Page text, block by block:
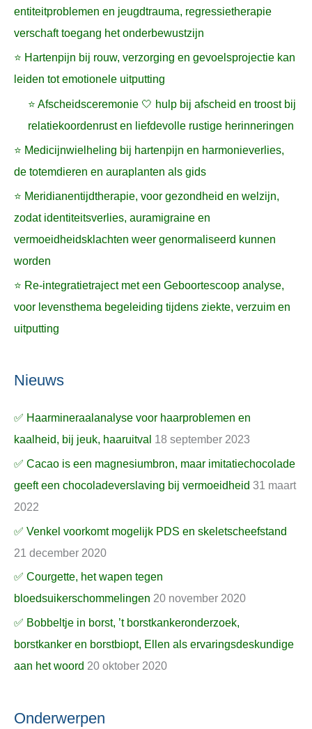
entiteitproblemen en jeugdtrauma, regressietherapie
verschaft toegang het onderbewustzijn
⭐ Hartenpijn bij rouw, verzorging en gevoelsprojectie kan
leiden tot emotionele uitputting
⭐ Afscheidsceremonie 🤍 hulp bij afscheid en troost bij
relatiekoordenrust en liefdevolle rustige herinneringen
⭐ Medicijnwielheling bij hartenpijn en harmonieverlies,
de totemdieren en auraplanten als gids
⭐ Meridianentijdtherapie, voor gezondheid en welzijn,
zodat identiteitsverlies, auramigraine en
vermoeidheidsklachten weer genormaliseerd kunnen
worden
⭐ Re-integratietraject met een Geboortescoop analyse,
voor levensthema begeleiding tijdens ziekte, verzuim en
uitputting
Nieuws
✅ Haarmineraalanalyse voor haarproblemen en
kaalheid, bij jeuk, haaruitval 18 september 2023
✅ Cacao is een magnesiumbron, maar imitatiechocolade
geeft een chocoladeverslaving bij vermoeidheid 31 maart
2022
✅ Venkel voorkomt mogelijk PDS en skeletscheefstand
21 december 2020
✅ Courgette, het wapen tegen
bloedsuikerschommelingen 20 november 2020
✅ Bobbeltje in borst, ’t borstkankeronderzoek,
borstkanker en borstbiopt, Ellen als ervaringsdeskundige
aan het woord 20 oktober 2020
Onderwerpen